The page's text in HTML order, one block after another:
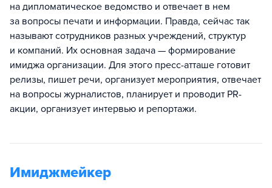
на дипломатическое ведомство и отвечает в нем
за вопросы печати и информации. Правда, сейчас так
называют сотрудников разных учреждений, структур
и компаний. Их основная задача — формирование
имиджа организации. Для этого пресс-атташе готовит
релизы, пишет речи, организует мероприятия, отвечает
на вопросы журналистов, планирует и проводит PR-
акции, организует интервью и репортажи.
Имиджмейкер